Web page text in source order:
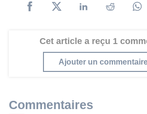
Cet article a reçu 1
Ajouter un
Commentaires